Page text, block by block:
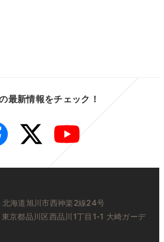
最新情報をチェック！
Facebook Twitter YouTube
海道旭川市西神楽2線24号
京都品川区西品川1丁目1-1 大崎ガーデ